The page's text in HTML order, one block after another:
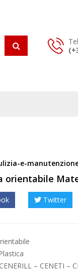
e-
orientabile
Twitter
– CENETI –